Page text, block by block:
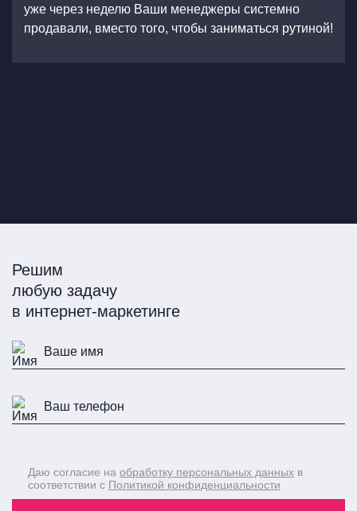
уже через неделю Ваши менеджеры системно
продавали, вместо того, чтобы заниматься рутиной!
Решим
любую задачу
в интернет-маркетинге
Даю согласие на обработку персональных данных в
соответствии с Политикой конфиденциальности